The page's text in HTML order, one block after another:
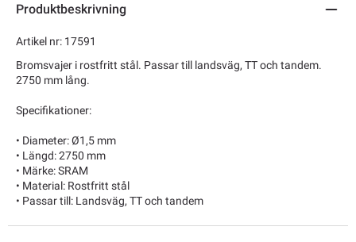
Produktbeskrivning
Artikel nr: 17591
Bromsvajer i rostfritt stål. Passar till landsväg, TT och tandem.
2750 mm lång.
Specifikationer:
• Diameter: Ø1,5 mm
• Längd: 2750 mm
• Märke: SRAM
• Material: Rostfritt stål
• Passar till: Landsväg, TT och tandem